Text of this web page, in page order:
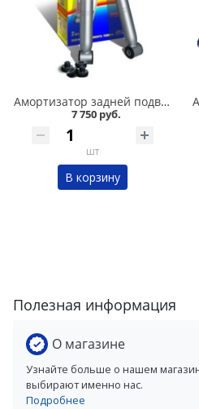
Амортизатор задней подвески 2108-09 /стандарт/ комплект, SS 20 в Омске
7 750 руб.
шт
В корзину
Полезная информация
О магазине
Узнайте больше о нашем
выбирают именно нас.
Подробнее